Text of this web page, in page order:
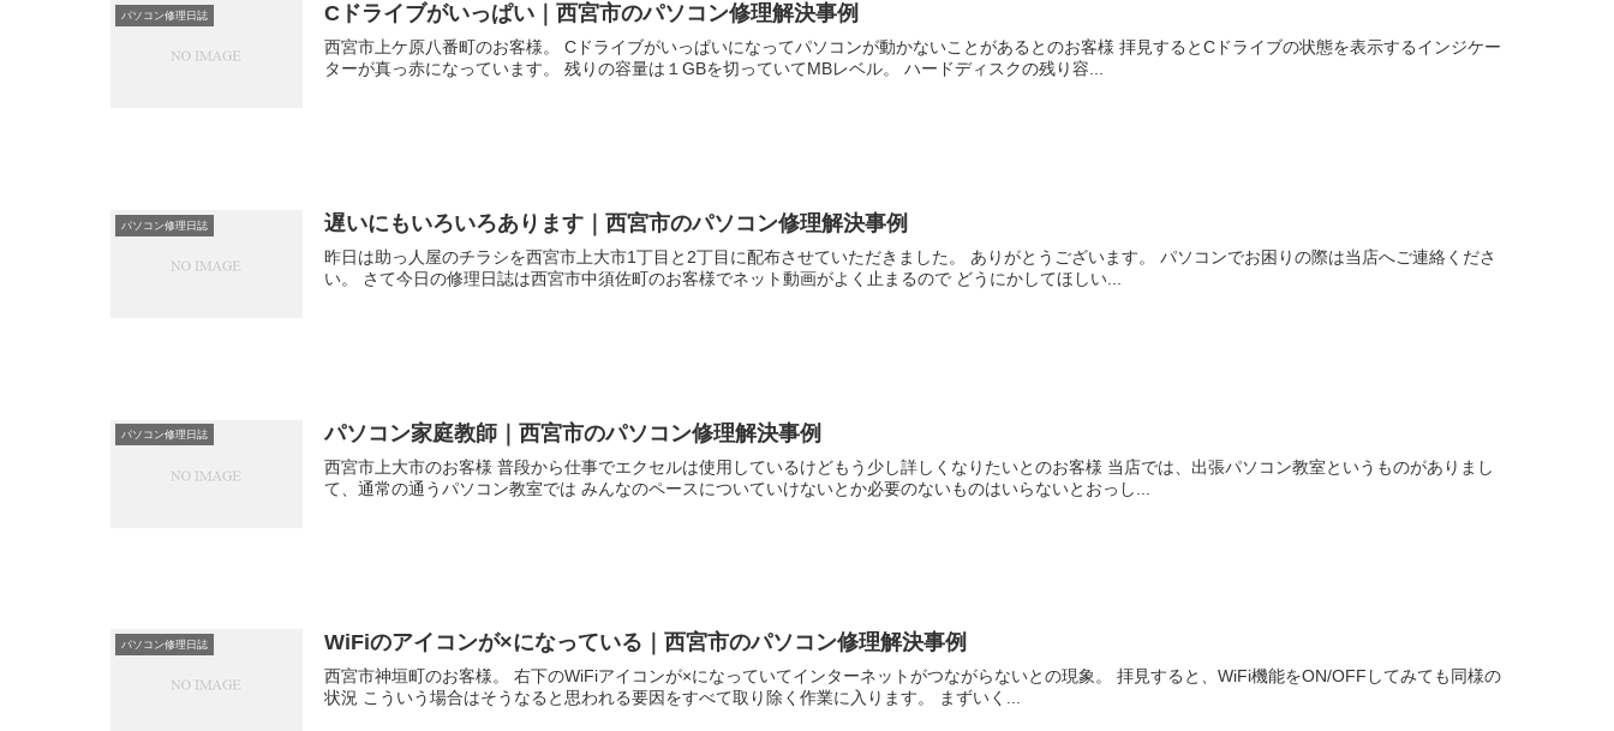
パソコン修理日誌 Cドライブがいっぱい｜西宮市のパソコン修理解決事例
西宮市上ケ原八番町のお客様。 Cドライブがいっぱいになってパソコンが動かないことがあるとのお客様 拝見するとCドライブの状態を表示するインジケー
ターが真っ赤になっています。 残りの容量は１GBを切っていてMBレベル。 ハードディスクの残り容...
パソコン修理日誌 遅いにもいろいろあります｜西宮市のパソコン修理解決事例
昨日は助っ人屋のチラシを西宮市上大市1丁目と2丁目に配布させていただきました。 ありがとうございます。 パソコンでお困りの際は当店へご連絡くださ
い。 さて今日の修理日誌は西宮市中須佐町のお客様でネット動画がよく止まるので どうにかしてほしい...
パソコン修理日誌 パソコン家庭教師｜西宮市のパソコン修理解決事例
西宮市上大市のお客様 普段から仕事でエクセルは使用しているけどもう少し詳しくなりたいとのお客様 当店では、出張パソコン教室というものがありまし
て、通常の通うパソコン教室では みんなのペースについていけないとか必要のないものはいらないとおっし...
パソコン修理日誌 WiFiのアイコンが×になっている｜西宮市のパソコン修理解決事例
西宮市神垣町のお客様。 右下のWiFiアイコンが×になっていてインターネットがつながらないとの現象。 拝見すると、WiFi機能をON/OFFしてみても同様の
状況 こういう場合はそうなると思われる要因をすべて取り除く作業に入ります。 まずいく...